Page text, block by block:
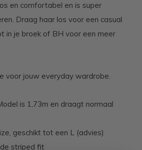
en comfortabel en is super
Draag haar los voor een casual
in je broek of BH voor een meer
voor jouw everyday wardrobe.
is 1,73m en draagt normaal
geschikt tot een L (advies)
striped fit